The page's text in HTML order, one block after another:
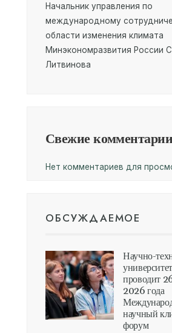
Начальник управления по
международному
области изменения климата
Минэкономразвития России
Литвинова
Свежие комментарии
Нет комментариев для
ОБСУЖДАЕМОЕ
Научно-
проводит
2026 года
научный
форум